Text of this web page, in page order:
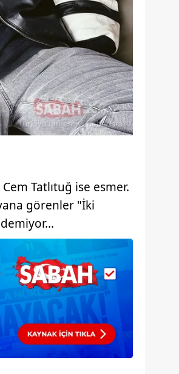
Tatlıtuğ ise esmer.
görenler "İki